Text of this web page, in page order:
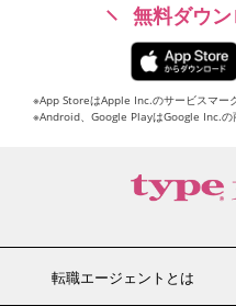
無料ダウ
※App StoreはApple Inc.のサービスマーク
※Android、Google PlayはGoogle Inc.の
転職エージェントとは